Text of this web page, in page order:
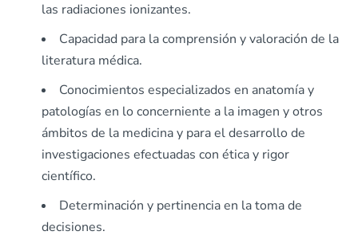
las radiaciones ionizantes.
Capacidad para la comprensión y valoración de la
literatura médica.
Conocimientos especializados en anatomía y
patologías en lo concerniente a la imagen y otros
ámbitos de la medicina y para el desarrollo de
investigaciones efectuadas con ética y rigor
científico.
Determinación y pertinencia en la toma de
decisiones.